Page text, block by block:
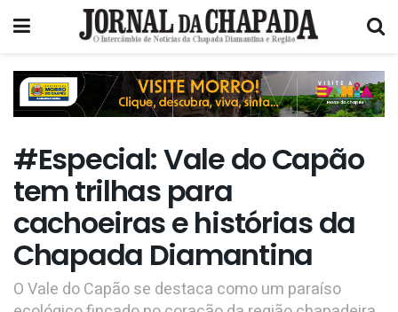
#Especial: Vale do Capão
tem trilhas para
cachoeiras e histórias da
Chapada Diamantina
O Vale do Capão se destaca como um paraíso